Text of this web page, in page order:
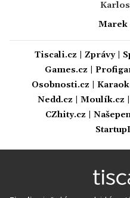
Marek
Tiscali.cz Zprávy|
Games.cz
Osobnosti.cz
Nedd.cz
Moulík.cz
CZhity.cz